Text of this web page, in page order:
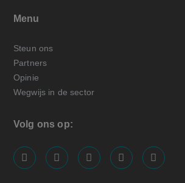
Menu
Steun ons
Partners
Opinie
Wegwijs in de sector
Volg ons op:
screenreader.visit us on our
screenreader.visit us on
screenreader.visit